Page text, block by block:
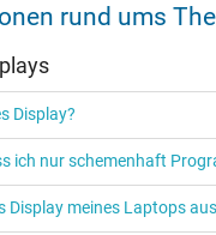
rund ums
Display?
ich nur schemenhaft
Display meines Laptops